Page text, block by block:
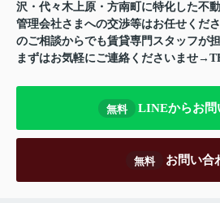
沢・代々木上原・方南町に特化した不
管理会社さまへの交渉等はお任せくだ
のご相談からでも賃貸専門スタッフが
まずはお気軽にご連絡くださいませ
無料 LINEからお問
無料 お問い合